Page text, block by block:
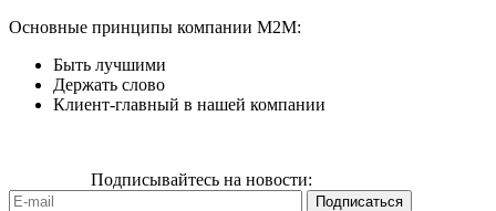
Основные принципы компании М2М:
Быть лучшими
Держать слово
Клиент-главный в нашей компании
Подписывайтесь на новости: